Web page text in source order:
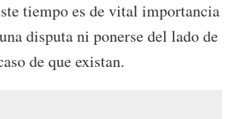
tiempo es de vital importancia
disputa ni ponerse del lado de
de que existan.